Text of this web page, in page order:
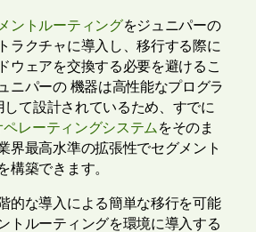
ントルーティングをジュニパーの
ラクチャに導入し、移行する際に
ウェアを交換する必要を避けるこ
ニパーの 機器は高性能なプログラ
して設計されているため、すでに
ペレーティングシステム をそのま
界最高水準の拡張性でセグメント
構築できます。
的な導入による簡単な移行を可能
トルーティングを環境に導入する